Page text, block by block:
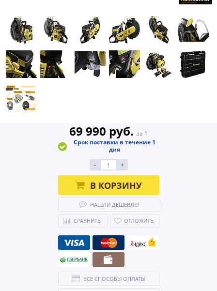
69 990 руб. за 1
Срок поставки в течение 1
дня
-
+
В КОРЗИНУ
НАШЛИ ДЕШЕВЛЕ?
СРАВНИТЬ ОТЛОЖИТЬ
ВСЕ СПОСОБЫ ОПЛАТЫ